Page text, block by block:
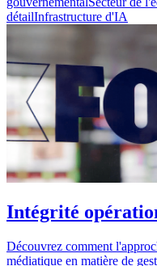
détailInfrastructure d'IA
Intégrité
Découvrez comment
médiatique en matière de